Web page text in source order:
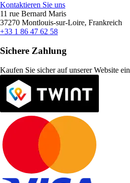
Kontaktieren Sie uns
11 rue Bernard Maris
37270 Montlouis-sur-Loire, Frankreich
+33 1 86 47 62 58
Sichere Zahlung
Kaufen Sie sicher auf unserer Website ein